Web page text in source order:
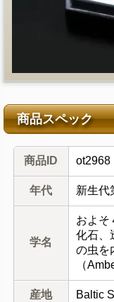
商品スペック
商品ID ot2968
年代 新生代
学名
およそ
化石、
の虫を
（
産地 Baltic